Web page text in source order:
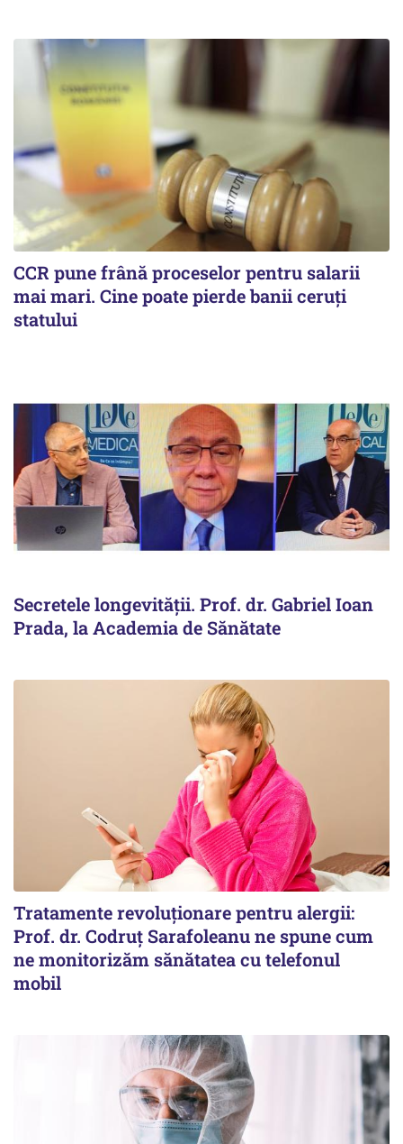
CCR pune frână proceselor pentru salarii
mai mari. Cine poate pierde banii ceruți
statului
Secretele longevității. Prof. dr. Gabriel Ioan
Prada, la Academia de Sănătate
Tratamente revoluționare pentru alergii:
Prof. dr. Codruț Sarafoleanu ne spune cum
ne monitorizăm sănătatea cu telefonul
mobil